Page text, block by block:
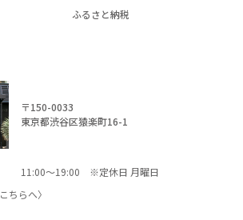
ふるさと納税
〒150-0033
東京都渋谷区猿楽町16-1
11:00～19:00 ※定休日 月曜日
こちらへ〉